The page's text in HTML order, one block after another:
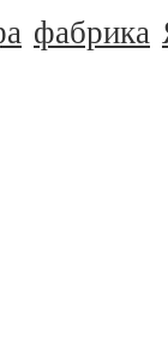
фабрика